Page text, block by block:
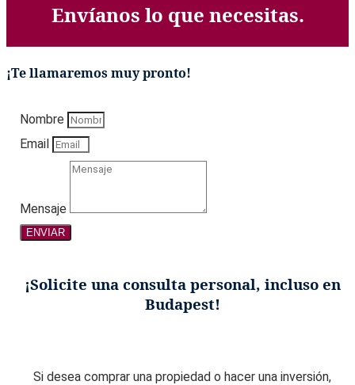
Envíanos lo que necesitas.
¡Te llamaremos muy pronto!
Nombre
Email
Mensaje
ENVIAR
¡Solicite una consulta personal, incluso en
Budapest!
Si desea comprar una propiedad o hacer una inversión,